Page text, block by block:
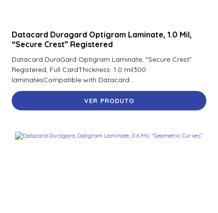
Datacard Duragard Optigram Laminate, 1.0 Mil,
“Secure Crest” Registered
Datacard DuraGard Optigram Laminate, “Secure Crest”
Registered, Full CardThickness: 1.0 mil300
laminatesCompatible with Datacard...
VER PRODUTO